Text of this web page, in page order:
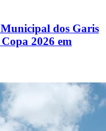
dos Garis
2026 em